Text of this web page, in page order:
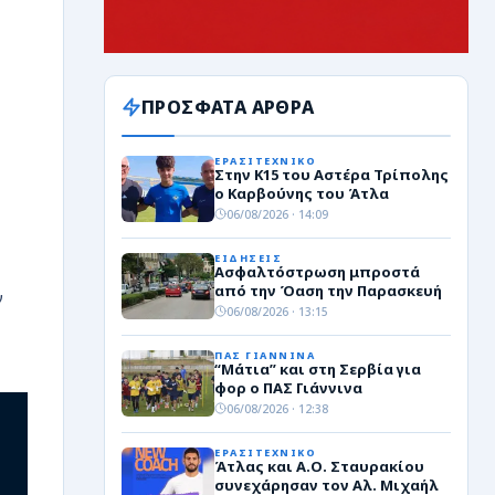
Σετ Πόντοι
ΠΡΟΣΦΑΤΑ ΑΡΘΡΑ
ΕΡΑΣΙΤΕΧΝΙΚΟ
Στην Κ15 του Αστέρα Τρίπολης
ο Καρβούνης του Άτλα
06/08/2026 · 14:09
ΕΙΔΗΣΕΙΣ
Ασφαλτόστρωση μπροστά
από την Όαση την Παρασκευή
06/08/2026 · 13:15
ΠΑΣ ΓΙΑΝΝΙΝΑ
“Μάτια” και στη Σερβία για
φορ ο ΠΑΣ Γιάννινα
06/08/2026 · 12:38
ΕΡΑΣΙΤΕΧΝΙΚΟ
Άτλας και Α.Ο. Σταυρακίου
συνεχάρησαν τον Αλ. Μιχαήλ